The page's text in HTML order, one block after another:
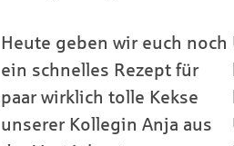
Heute geben wir euch noch
ein schnelles Rezept für
paar wirklich tolle Kekse
unserer Kollegin Anja aus